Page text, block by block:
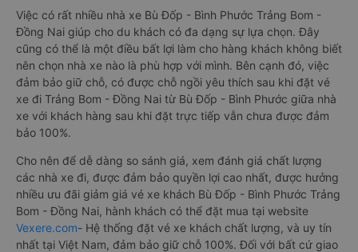
Việc có rất nhiều nhà xe Bù Đốp - Bình Phước Trảng Bom -
Đồng Nai giúp cho du khách có đa dạng sự lựa chọn. Đây
cũng có thể là một điều bất lợi làm cho hàng khách không biết
nên chọn nhà xe nào là phù hợp với mình. Bên cạnh đó, việc
đảm bảo giữ chỗ, có được chỗ ngồi yêu thích sau khi đặt vé
xe đi Trảng Bom - Đồng Nai từ Bù Đốp - Bình Phước giữa nhà
xe với khách hàng sau khi đặt trực tiếp vẫn chưa được đảm
bảo 100%.
Cho nên để dễ dàng so sánh giá, xem đánh giá chất lượng
các nhà xe đi, được đảm bảo quyền lợi cao nhất, được hưởng
nhiều ưu đãi giảm giá vé xe khách Bù Đốp - Bình Phước Trảng
Bom - Đồng Nai, hành khách có thể đặt mua tại website
Vexere.com- Hệ thống đặt vé xe khách chất lượng, và uy tín
nhất tại Việt Nam, đảm bảo giữ chỗ 100%. Đối với bất cứ giao